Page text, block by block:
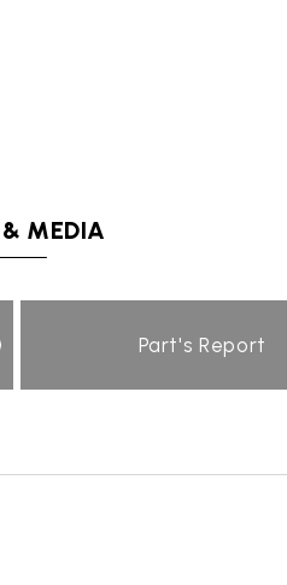
MEDIA
Part's Report